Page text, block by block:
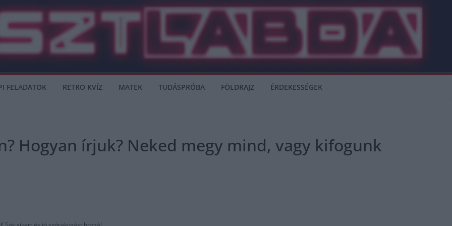
FELADATOK RETRO KVÍZ MATEK TUDÁSPRÓBA FÖLDRAJZ ÉRDEKESSÉGEK
Hogyan írjuk? Neked megy mind, vagy kifogunk